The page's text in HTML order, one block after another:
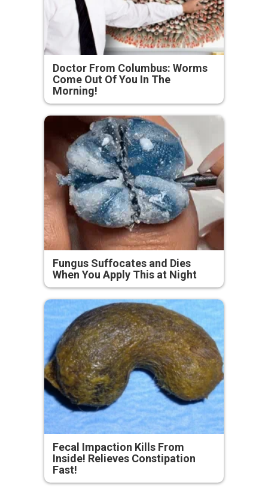
Doctor From Columbus: Worms
Come Out Of You In The
Morning!
Fungus Suffocates and Dies
When You Apply This at Night
Fecal Impaction Kills From
Inside! Relieves Constipation
Fast!